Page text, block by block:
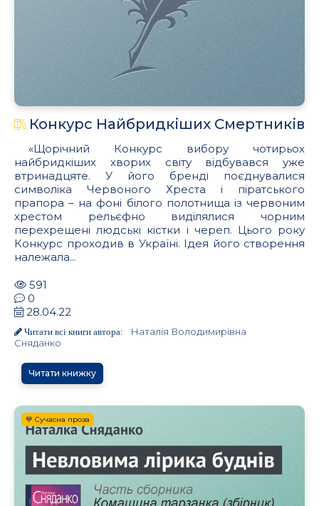
Конкурс Найбридкіших Смертників
«Щорічний Конкурс вибору чотирьох
найбридкіших хворих світу відбувався уже
втринадцяте. У його бренді поєднувалися
символіка Червоного Хреста і піратського
прапора – на фоні білого полотнища із червоним
хрестом рельєфно виділялися чорним
перехрещені людські кістки і череп. Цього року
Конкурс проходив в Україні. Ідея його створення
належала...
591
0
28.04.22
Читати всі книги автора:
Наталія Володимирівна
Сняданко
Читати книжку
💙 Сучасна проза